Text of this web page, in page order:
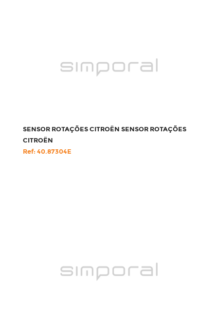
SENSOR ROTAÇÕES CITROËN SENSOR ROTAÇÕES
CITROËN
Ref: 40.87304E